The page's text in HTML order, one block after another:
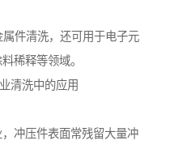
件清洗，还可用于电子元
稀释等领域。
清洗中的应用
冲压件表面常残留大量冲